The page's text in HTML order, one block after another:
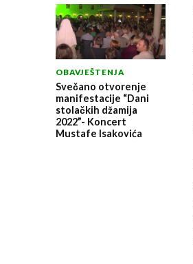
OBAVJEŠTENJA
Svečano otvorenje
manifestacije “Dani
stolačkih džamija
2022”- Koncert
Mustafe Isakovića